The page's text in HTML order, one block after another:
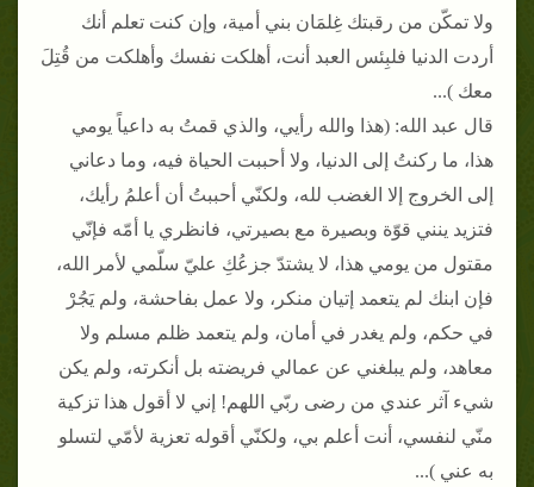
ولا تمكّن من رقبتك غِلمَان بني أمية، وإن كنت تعلم أنك
أردت الدنيا فلبِئس العبد أنت، أهلكت نفسك وأهلكت من قُتِلَ
معك )...
قال عبد الله: (هذا والله رأيي، والذي قمتُ به داعياً يومي
هذا، ما ركنتُ إلى الدنيا، ولا أحببت الحياة فيه، وما دعاني
إلى الخروج إلا الغضب لله، ولكنّي أحببتُ أن أعلمُ رأيك،
فتزيد ينني قوّة وبصيرة مع بصيرتي، فانظري يا أمّه فإنّي
مقتول من يومي هذا، لا يشتدّ جزعُكِ عليّ سلّمي لأمر الله،
فإن ابنك لم يتعمد إتيان منكر، ولا عمل بفاحشة، ولم يَجُرْ
في حكم، ولم يغدر في أمان، ولم يتعمد ظلم مسلم ولا
معاهد، ولم يبلغني عن عمالي فريضته بل أنكرته، ولم يكن
شيء آثر عندي من رضى ربّي اللهم! إني لا أقول هذا تزكية
منّي لنفسي، أنت أعلم بي، ولكنّي أقوله تعزية لأمّي لتسلو
به عني )...